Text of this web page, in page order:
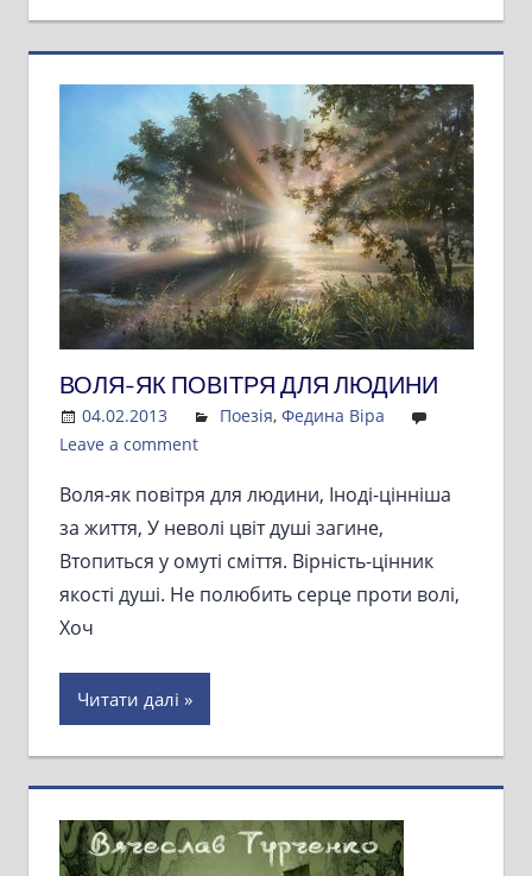
ВОЛЯ-ЯК ПОВІТРЯ ДЛЯ ЛЮДИНИ
04.02.2013 Admin
Поезія, Федина Віра
Leave a comment
Воля-як повітря для людини, Іноді-цінніша
за життя, У неволі цвіт душі загине,
Втопиться у омуті сміття. Вірність-цінник
якості душі. Не полюбить серце проти волі,
Хоч
Читати далі